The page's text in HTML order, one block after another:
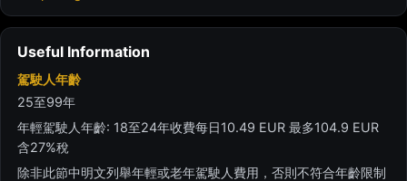
Useful Information
駕駛人年齡
25至99年
年輕駕駛人年齡: 18至24年收費每日10.49 EUR 最多104.9 EUR
含27%稅
除非此節中明文列舉年輕或老年駕駛人費用，否則不符合年齡限制